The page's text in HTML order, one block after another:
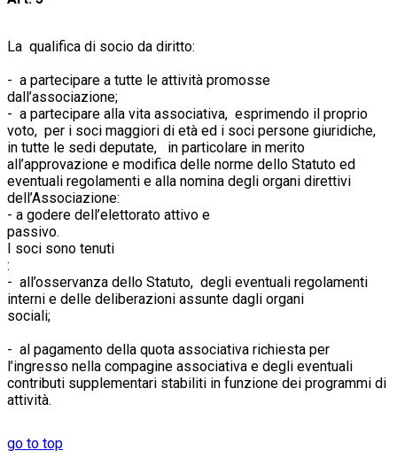
La qualifica di socio da diritto:
- a partecipare a tutte le attività promosse
- a partecipare alla vita associativa, esprimendo il proprio
voto, per i soci maggiori di età ed i soci persone giuridiche,
in tutte le sedi deputate, in particolare in merito
all’approvazione e modifica delle norme dello Statuto ed
eventuali regolamenti e alla nomina degli organi direttivi
dell’Associazione:
- a godere dell’elettorato attivo e
I soci sono tenuti
- all’osservanza dello Statuto, degli eventuali regolamenti
interni e delle deliberazioni assunte dagli organi
- al pagamento della quota associativa richiesta per
l’ingresso nella compagine associativa e degli eventuali
contributi supplementari stabiliti in funzione dei programmi di
attività.
go to top